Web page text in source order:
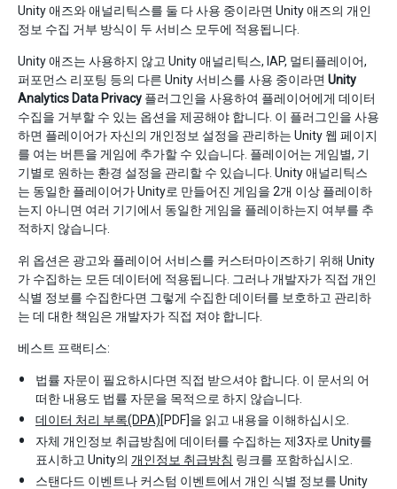
Unity 애즈와 애널리틱스를 둘 다 사용 중이라면 Unity 애즈의 개인
정보 수집 거부 방식이 두 서비스 모두에 적용됩니다.
Unity 애즈는 사용하지 않고 Unity 애널리틱스, IAP, 멀티플레이어,
퍼포먼스 리포팅 등의 다른 Unity 서비스를 사용 중이라면 Unity
Analytics Data Privacy 플러그인을 사용하여 플레이어에게 데이터
수집을 거부할 수 있는 옵션을 제공해야 합니다. 이 플러그인을 사용
하면 플레이어가 자신의 개인정보 설정을 관리하는 Unity 웹 페이지
를 여는 버튼을 게임에 추가할 수 있습니다. 플레이어는 게임별, 기
기별로 원하는 환경 설정을 관리할 수 있습니다. Unity 애널리틱스
는 동일한 플레이어가 Unity로 만들어진 게임을 2개 이상 플레이하
는지 아니면 여러 기기에서 동일한 게임을 플레이하는지 여부를 추
적하지 않습니다.
위 옵션은 광고와 플레이어 서비스를 커스터마이즈하기 위해 Unity
가 수집하는 모든 데이터에 적용됩니다. 그러나 개발자가 직접 개인
식별 정보를 수집한다면 그렇게 수집한 데이터를 보호하고 관리하
는 데 대한 책임은 개발자가 직접 져야 합니다.
베스트 프랙티스:
법률 자문이 필요하시다면 직접 받으셔야 합니다. 이 문서의 어
떠한 내용도 법률 자문을 목적으로 하지 않습니다.
데이터 처리 부록(DPA)[PDF]을 읽고 내용을 이해하십시오.
자체 개인정보 취급방침에 데이터를 수집하는 제3자로 Unity를
표시하고 Unity의 개인정보 취급방침 링크를 포함하십시오.
스탠다드 이벤트나 커스텀 이벤트에서 개인 식별 정보를 Unity